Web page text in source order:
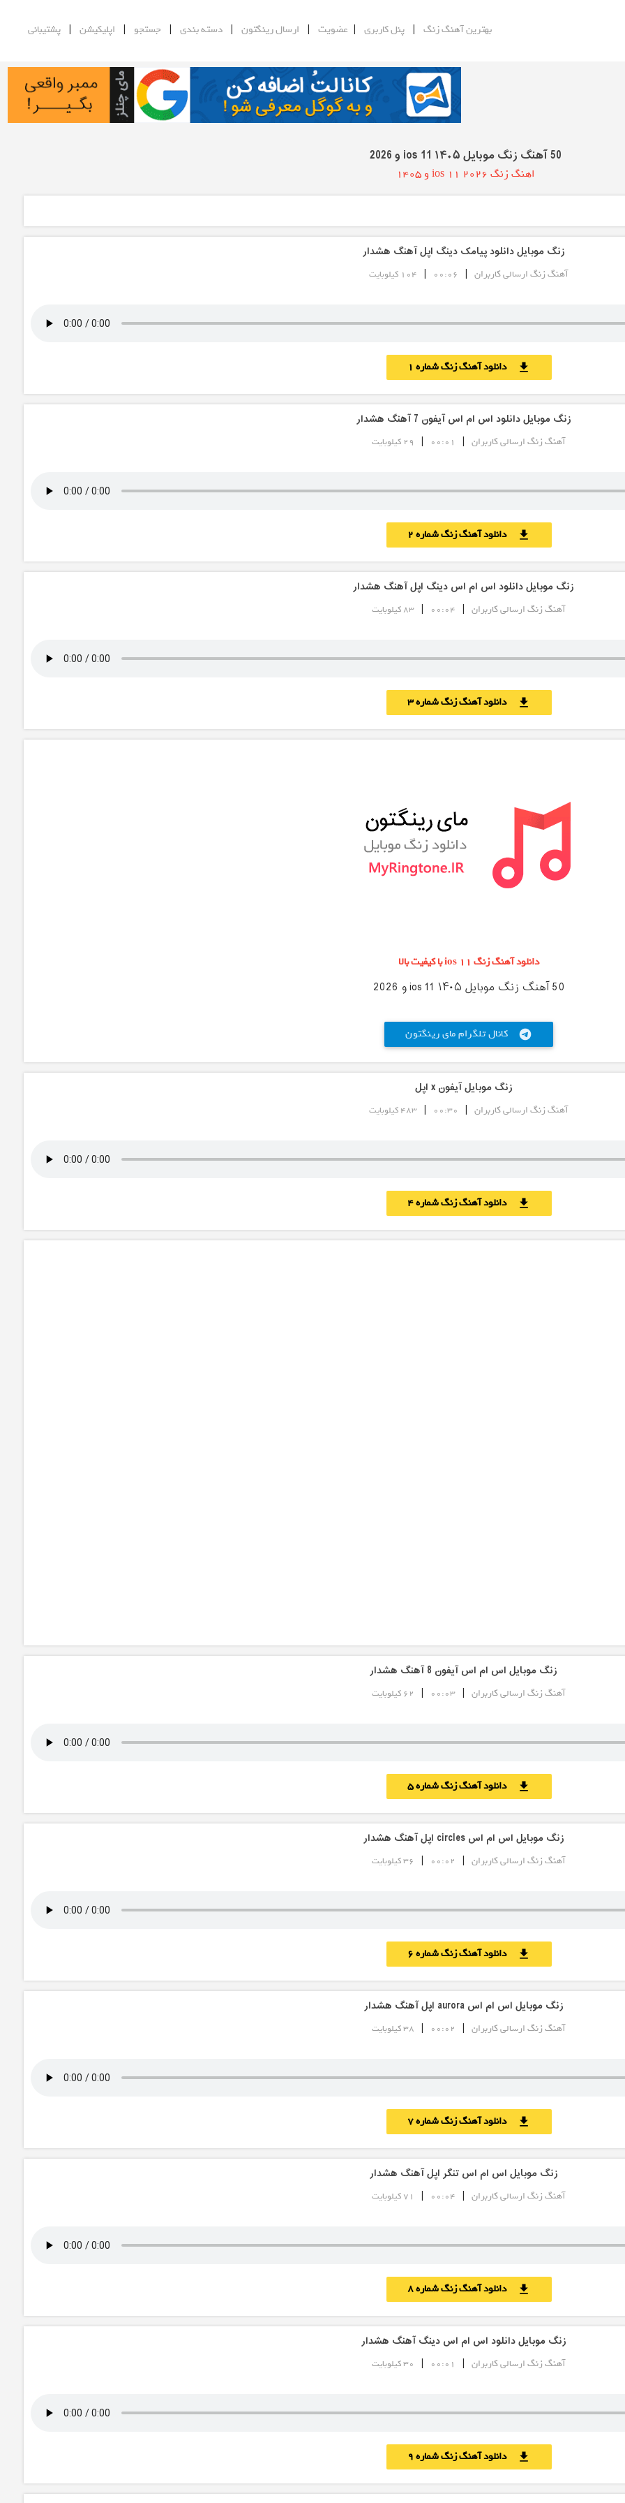
بهترین آهنگ زنگ |پنل کاربری | عضویت | ارسال رینگتون |دسته بندی | جستجو | اپلیکیشن |پشتیبانی
50 آهنگ زنگ موبایل ios 11 ۱۴۰۵ و 2026
اهنگ زنگ ios 11 2026 و 1405
زنگ موبایل دانلود پیامک دینگ اپل آهنگ هشدار
آهنگ زنگ ارسالی کاربران |
00:06
| 104 کیلوبایت
download دانلود آهنگ زنگ شماره 1
زنگ موبایل دانلود اس ام اس آیفون 7 آهنگ هشدار
آهنگ زنگ ارسالی کاربران |
00:01
| 29 کیلوبایت
download دانلود آهنگ زنگ شماره 2
زنگ موبایل دانلود اس ام اس دینگ اپل آهنگ هشدار
آهنگ زنگ ارسالی کاربران |
00:04
| 83 کیلوبایت
download دانلود آهنگ زنگ شماره 3
دانلود آهنگ زنگ ios 11 با کیفیت بالا
50 آهنگ زنگ موبایل ios 11 ۱۴۰۵ و 2026
کانال تلگرام مای رینگتون telegram
زنگ موبایل آیفون x اپل
آهنگ زنگ ارسالی کاربران |
00:30
| 483 کیلوبایت
download دانلود آهنگ زنگ شماره 4
زنگ موبایل اس ام اس آیفون 8 آهنگ هشدار
آهنگ زنگ ارسالی کاربران |
00:03
| 62 کیلوبایت
download دانلود آهنگ زنگ شماره 5
زنگ موبایل اس ام اس circles اپل آهنگ هشدار
آهنگ زنگ ارسالی کاربران |
00:02
| 36 کیلوبایت
download دانلود آهنگ زنگ شماره 6
زنگ موبایل اس ام اس aurora اپل آهنگ هشدار
آهنگ زنگ ارسالی کاربران |
00:02
| 38 کیلوبایت
download دانلود آهنگ زنگ شماره 7
زنگ موبایل اس ام اس تنگر اپل آهنگ هشدار
آهنگ زنگ ارسالی کاربران |
00:04
| 71 کیلوبایت
download دانلود آهنگ زنگ شماره 8
زنگ موبایل دانلود اس ام اس دینگ آهنگ هشدار
آهنگ زنگ ارسالی کاربران |
00:01
| 30 کیلوبایت
download دانلود آهنگ زنگ شماره 9